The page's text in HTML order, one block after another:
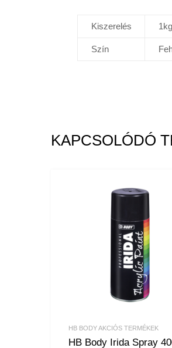
Kiszerelés 1kg
Szín
KAPCSOLÓDÓ
HB BODY AKCIÓS TERMÉKEK
HB Body Irida Spray